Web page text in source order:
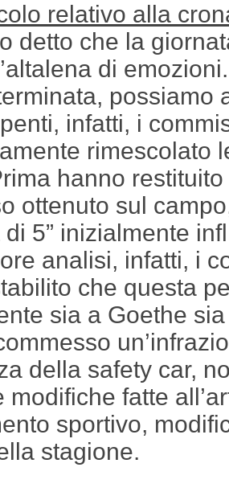
relativo alla
detto che la
di
possiamo
infatti, i
rimescolato
hanno
ottenuto sul
5” inizialmente
analisi, infatti, i
che questa
sia a Goethe
della safety car,
modifiche fatte
sportivo,
stagione.